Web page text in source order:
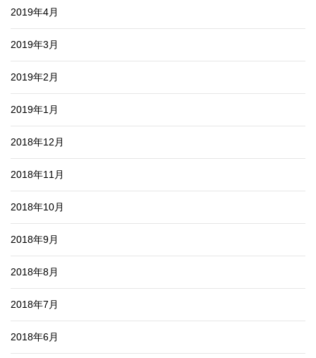
2019年4月
2019年3月
2019年2月
2019年1月
2018年12月
2018年11月
2018年10月
2018年9月
2018年8月
2018年7月
2018年6月